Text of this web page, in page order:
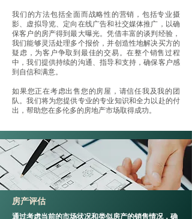
我们的方法包括全面而战略性的营销，包括专业摄
影、虚拟导览、定向在线广告和社交媒体推广，以确
保客户的房产得到最大曝光。凭借丰富的谈判经验，
我们能够灵活处理多个报价，并创造性地解决买方的
疑虑，为客户争取到最佳的交易。在整个销售过程
中，我们提供持续的沟通、指导和支持，确保客户感
到自信和满意。
如果您正在考虑出售您的房屋，请信任我及我的团
队。我们将为您提供专业的专业知识和全力以赴的付
出，帮助您在多伦多的房地产市场取得成功。
房产评估
通过考虑当前的市场状况和类似房产的销售情况，确